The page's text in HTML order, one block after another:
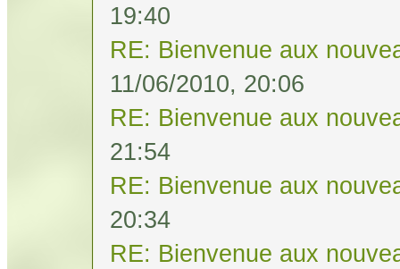
19:40
RE: Bienvenue aux
11/06/2010, 20:06
RE: Bienvenue aux
21:54
RE: Bienvenue aux
20:34
RE: Bienvenue aux